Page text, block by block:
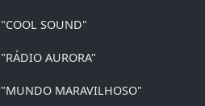
"COOL SOUND"
"RÁDIO AURORA"
"MUNDO MARAVILHOSO"